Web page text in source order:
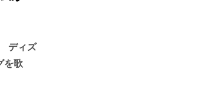
ディズ
を歌